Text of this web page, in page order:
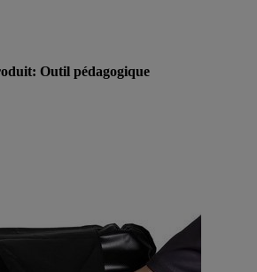
Outil pédagogique